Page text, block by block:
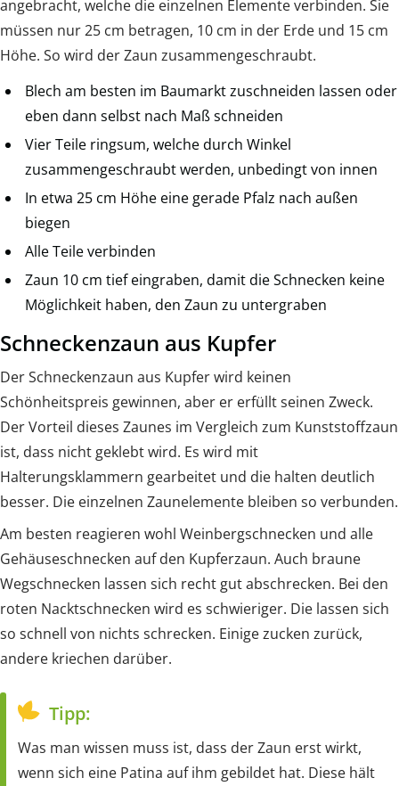
angebracht, welche die einzelnen Elemente verbinden. Sie
müssen nur 25 cm betragen, 10 cm in der Erde und 15 cm
Höhe. So wird der Zaun zusammengeschraubt.
Blech am besten im Baumarkt zuschneiden lassen oder
eben dann selbst nach Maß schneiden
Vier Teile ringsum, welche durch Winkel
zusammengeschraubt werden, unbedingt von innen
In etwa 25 cm Höhe eine gerade Pfalz nach außen
biegen
Alle Teile verbinden
Zaun 10 cm tief eingraben, damit die Schnecken keine
Möglichkeit haben, den Zaun zu untergraben
Schneckenzaun aus Kupfer
Der Schneckenzaun aus Kupfer wird keinen
Schönheitspreis gewinnen, aber er erfüllt seinen Zweck.
Der Vorteil dieses Zaunes im Vergleich zum Kunststoffzaun
ist, dass nicht geklebt wird. Es wird mit
Halterungsklammern gearbeitet und die halten deutlich
besser. Die einzelnen Zaunelemente bleiben so verbunden.
Am besten reagieren wohl Weinbergschnecken und alle
Gehäuseschnecken auf den Kupferzaun. Auch braune
Wegschnecken lassen sich recht gut abschrecken. Bei den
roten Nacktschnecken wird es schwieriger. Die lassen sich
so schnell von nichts schrecken. Einige zucken zurück,
andere kriechen darüber.
Tipp:
Was man wissen muss ist, dass der Zaun erst wirkt,
wenn sich eine Patina auf ihm gebildet hat. Diese hält